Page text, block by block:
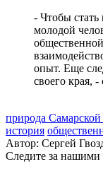
- Чтобы
молодой
опыт. Еще
своего края,
природа Самарской
история
Автор: Сергей
Следите за нашими